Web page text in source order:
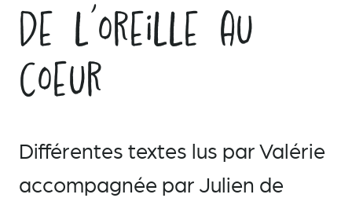
De l’oreille au
coeur
Différentes textes lus par Valérie
accompagnée par Julien de